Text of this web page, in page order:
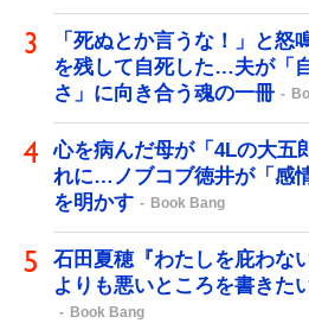
「死ぬとか言うな！」と怒
を残して自死した…夫が「
さ」に向き合う魂の一冊
心を病んだ母が「4Lの大五
れに…ノブコブ徳井が「感
を明かす
Book Bang
石田夏穂『わたしを庇わな
よりも悪いところを書きた
Book Bang